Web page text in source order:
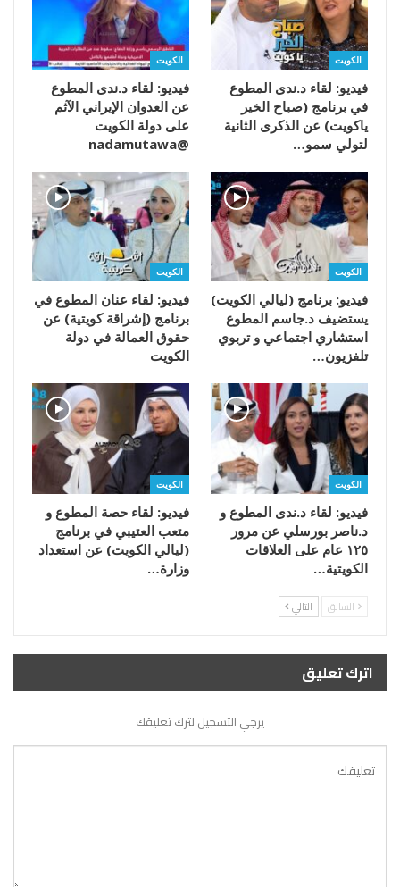
الكويت
فيديو: لقاء د.ندى المطوع
في برنامج (صباح الخير
ياكويت) عن الذكرى الثانية
لتولي سمو…
الكويت
فيديو: لقاء د.ندى المطوع
عن العدوان الإيراني الآثم
على دولة الكويت
@nadamutawa
الكويت
فيديو: برنامج (ليالي الكويت)
يستضيف د.جاسم المطوع
استشاري اجتماعي و تربوي
تلفزيون…
الكويت
فيديو: لقاء عنان المطوع في
برنامج (إشراقة كويتية) عن
حقوق العمالة في دولة
الكويت
الكويت
فيديو: لقاء د.ندى المطوع و
د.ناصر بورسلي عن مرور
١٢٥ عام على العلاقات
الكويتية…
الكويت
فيديو: لقاء حصة المطوع و
متعب العتيبي في برنامج
(ليالي الكويت) عن استعداد
وزارة…
السابق التالي
اترك تعليق
يرجي التسجيل لترك تعليقك